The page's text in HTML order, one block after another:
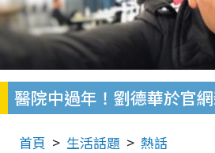
醫院中過年！劉德華於官
首頁 生活話題 熱話